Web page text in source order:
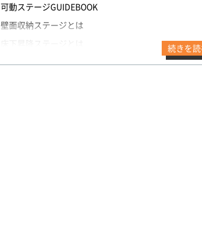
可動ステージGUIDEBOOK
壁面収納ステージとは
ポータブルステージとは